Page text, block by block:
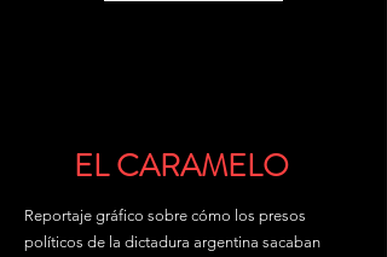
EL CARAMELO
Reportaje gráfico sobre cómo los presos
políticos de la dictadura argentina sacaban